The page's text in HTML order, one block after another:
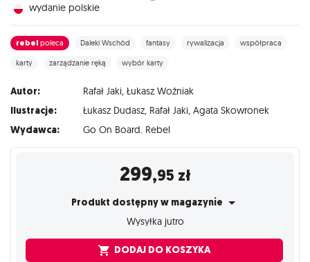
wydanie polskie
rebel poleca Daleki Wschód fantasy rywalizacja współpraca
karty zarządzanie ręką wybór karty
Autor: Rafał Jaki, Łukasz Woźniak
Ilustracje: Łukasz Dudasz, Rafał Jaki, Agata Skowronek
Wydawca: Go On Board. Rebel
299,95 zł
Produkt dostępny w magazynie
Wysyłka jutro
DODAJ DO KOSZYKA